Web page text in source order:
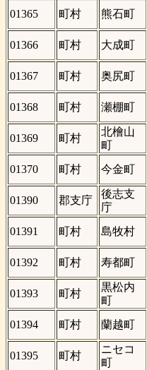
01365
町村 熊石町
01366
町村 大成町
01367
町村 奥尻町
01368
町村 瀬棚町
01369
町村
北檜山
町
01370
町村 今金町
01390
郡支庁
後志支
庁
01391 町村 島牧村
01392
町村 寿都町
01393
町村
黒松内
町
01394
町村 蘭越町
01395
町村
ニセコ
町